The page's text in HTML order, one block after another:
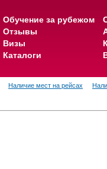
Обучение за рубежом
Отзывы
Визы
Каталоги
Наличие мест на рейсах